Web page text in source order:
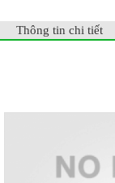
Thông tin chi tiết